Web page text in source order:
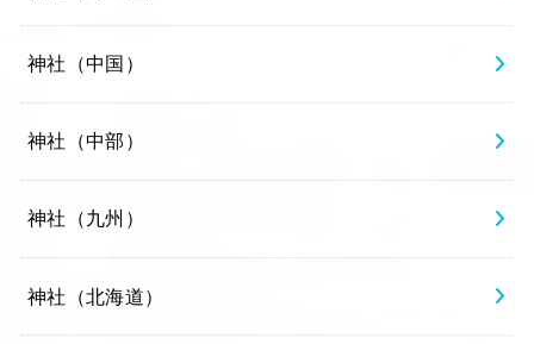
神社（中国）
神社（中部）
神社（九州）
神社（北海道）